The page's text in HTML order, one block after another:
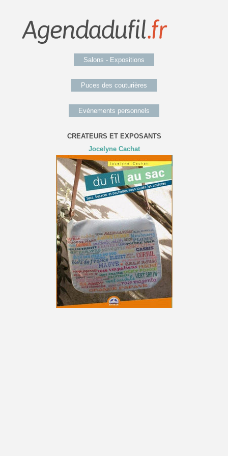
Salons - Expositions
Puces des couturières
Evénements personnels
CREATEURS ET EXPOSANTS
Jocelyne Cachat